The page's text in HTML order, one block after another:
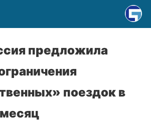
предложила
поездок в